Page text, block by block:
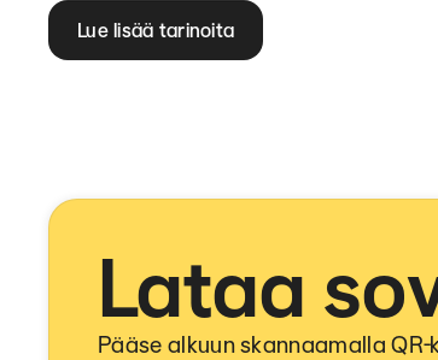
Lue lisää tarinoita
Lataa
Pääse alkuun skannaamalla QR-